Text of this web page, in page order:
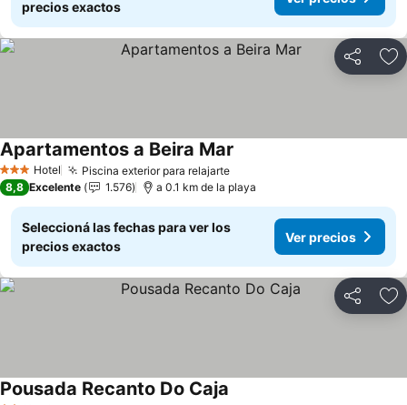
precios exactos
Compartir
3 Estrellas
Hotel Piscina exterior para relajarte
Apartamentos a Beira Mar
8,8 Excelente 1.576 a 0.1 km de la playa
Seleccioná las fechas para ver los
precios exactos
Ver precios
Compartir
Pousada Recanto Do Caja